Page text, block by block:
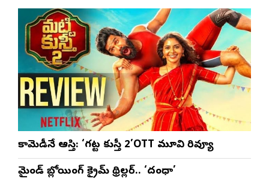
కామెడీనే ఆస్తి: ‘గట్ట కుస్తీ 2’OTT మూవి రివ్యూ
మైండ్ బ్లోయింగ్ క్రైమ్ థ్రిల్లర్.. ‘దంధా’